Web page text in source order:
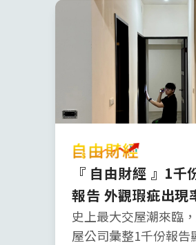
疵才有談判空間。除
公設維護、管委會運
『 自由財經 』1千
報告 外觀瑕疵出現
史上最大交屋潮來臨
屋公司彙整1千份報告